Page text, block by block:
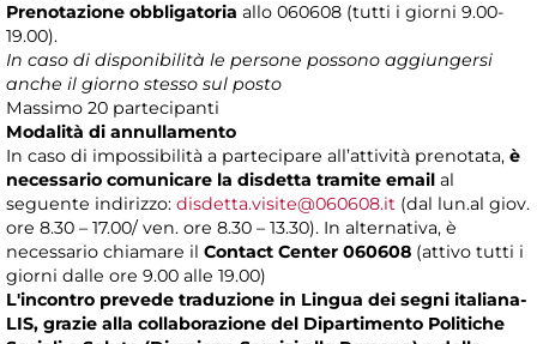
Prenotazione obbligatoria allo 060608 (tutti i giorni 9.00-
19.00).
In caso di disponibilità le persone possono aggiungersi
anche il giorno stesso sul posto
Massimo 20 partecipanti
Modalità di annullamento
In caso di impossibilità a partecipare all’attività prenotata, è
necessario comunicare la disdetta tramite email al
seguente indirizzo: disdetta.visite@060608.it (dal lun.al giov.
ore 8.30 – 17.00/ ven. ore 8.30 – 13.30). In alternativa, è
necessario chiamare il Contact Center 060608 (attivo tutti i
giorni dalle ore 9.00 alle 19.00)
L'incontro prevede traduzione in Lingua dei segni italiana-
LIS, grazie alla collaborazione del Dipartimento Politiche